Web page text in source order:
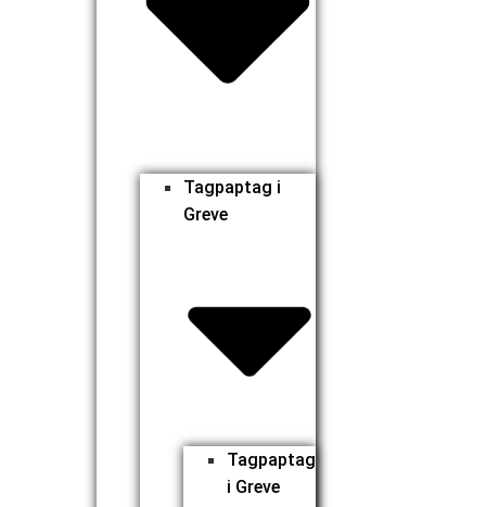
Tagpaptag i
Greve
Tagpaptag
i Greve